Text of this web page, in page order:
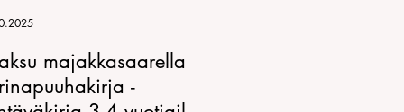
majakkasaarella
-